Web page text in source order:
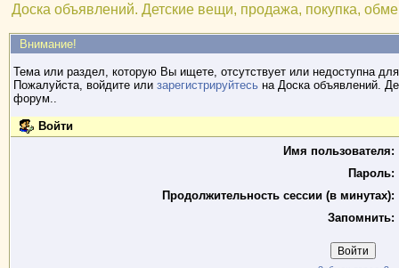
Доска объявлений. Детские вещи, продажа, покупка,
Внимание!
Тема или раздел, которую Вы ищете, отсутствует или недоступна
Пожалуйста, войдите или зарегистрируйтесьна Доска объявлений.
форум..
Войти
Имя пользователя:
Пароль:
Продолжительность сессии (в минутах):
Запомнить: